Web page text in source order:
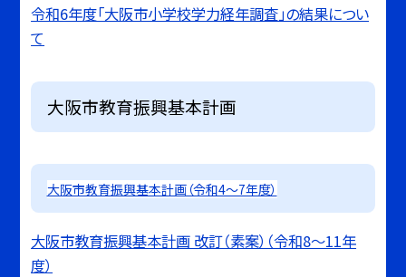
令和6年度「大阪市小学校学力経年調査」の結果につい
て
大阪市教育振興基本計画
大阪市教育振興基本計画（令和4～7年度）
大阪市教育振興基本計画 改訂（素案）（令和8～11年
度）